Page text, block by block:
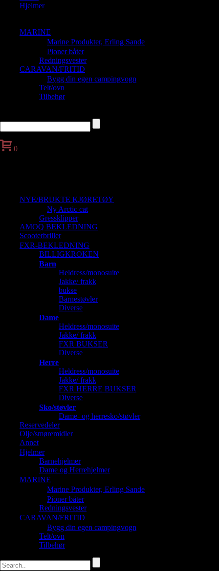
Hjelmer
MARINE
Marine Produkter, Erling Sande
Pioner båter
Redningsvester
CARAVAN/FRITID
Bygg din egen campingvogn
Telt/ovn
Tilbehør
0
NYE/BRUKTE KJØRETØY
Ny Arctic cat
Gressklipper
AMOQ BEKLEDNING
Scooterbriller
FXR-BEKLEDNING
BILLIGKROKEN
Barn
Heldress/monosuite
Jakke/ frakk
bukse
Barnestøvler
Diverse
Dame
Heldress/monosuite
Jakke/ frakk
FXR BUKSER
Diverse
Herre
Heldress/monosuite
Jakke/ frakk
FXR HERRE BUKSER
Diverse
Sko/støvler
Dame- og herresko/støvler
Reservedeler
Olje/smøremidler
Annet
Hjelmer
Barnehjelmer
Dame og Herrehjelmer
MARINE
Marine Produkter, Erling Sande
Pioner båter
Redningsvester
CARAVAN/FRITID
Bygg din egen campingvogn
Telt/ovn
Tilbehør